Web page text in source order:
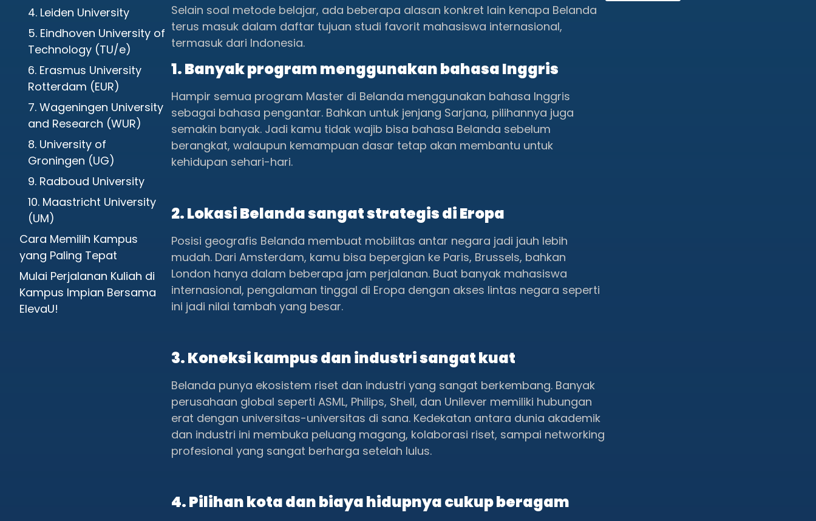
4. Leiden University
5. Eindhoven University of
Technology (TU/e)
6. Erasmus University
Rotterdam (EUR)
7. Wageningen University
and Research (WUR)
8. University of
Groningen (UG)
9. Radboud University
10. Maastricht University
(UM)
Cara Memilih Kampus
yang Paling Tepat
Mulai Perjalanan Kuliah di
Kampus Impian Bersama
ElevaU!
Selain soal metode belajar, ada beberapa alasan konkret lain kenapa Belanda
terus masuk dalam daftar tujuan studi favorit mahasiswa internasional,
termasuk dari Indonesia.
1. Banyak program menggunakan bahasa Inggris
Hampir semua program Master di Belanda menggunakan bahasa Inggris
sebagai bahasa pengantar. Bahkan untuk jenjang Sarjana, pilihannya juga
semakin banyak. Jadi kamu tidak wajib bisa bahasa Belanda sebelum
berangkat, walaupun kemampuan dasar tetap akan membantu untuk
kehidupan sehari-hari.
2. Lokasi Belanda sangat strategis di Eropa
Posisi geografis Belanda membuat mobilitas antar negara jadi jauh lebih
mudah. Dari Amsterdam, kamu bisa bepergian ke Paris, Brussels, bahkan
London hanya dalam beberapa jam perjalanan. Buat banyak mahasiswa
internasional, pengalaman tinggal di Eropa dengan akses lintas negara seperti
ini jadi nilai tambah yang besar.
3. Koneksi kampus dan industri sangat kuat
Belanda punya ekosistem riset dan industri yang sangat berkembang. Banyak
perusahaan global seperti ASML, Philips, Shell, dan Unilever memiliki hubungan
erat dengan universitas-universitas di sana. Kedekatan antara dunia akademik
dan industri ini membuka peluang magang, kolaborasi riset, sampai networking
profesional yang sangat berharga setelah lulus.
4. Pilihan kota dan biaya hidupnya cukup beragam